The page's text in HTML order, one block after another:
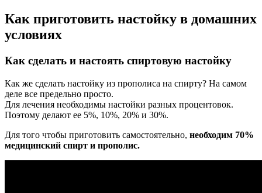
Как приготовить настойку в домашних
условиях
Как сделать и настоять спиртовую настойку
Как же сделать настойку из прополиса на спирту? На самом
деле все предельно просто.
Для лечения необходимы настойки разных процентовок.
Поэтому делают ее 5%, 10%, 20% и 30%.
Для того чтобы приготовить самостоятельно, необходим 70%
медицинский спирт и прополис.